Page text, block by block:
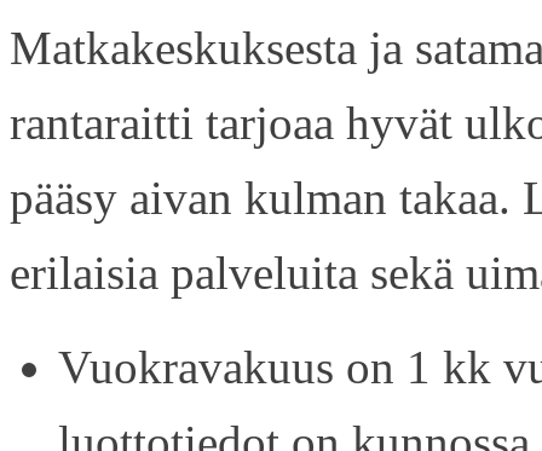
Matkakeskuksesta ja
rantaraitti tarjoaa hyvät
pääsy aivan kulman
erilaisia palveluita sekä
Vuokravakuus on 1 kk